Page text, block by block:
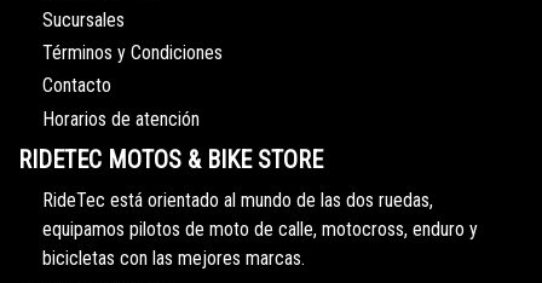
Sucursales
Términos y Condiciones
Contacto
Horarios de atención
RIDETEC MOTOS & BIKE STORE
RideTec está orientado al mundo de las dos ruedas,
equipamos pilotos de moto de calle, motocross, enduro y
bicicletas con las mejores marcas.